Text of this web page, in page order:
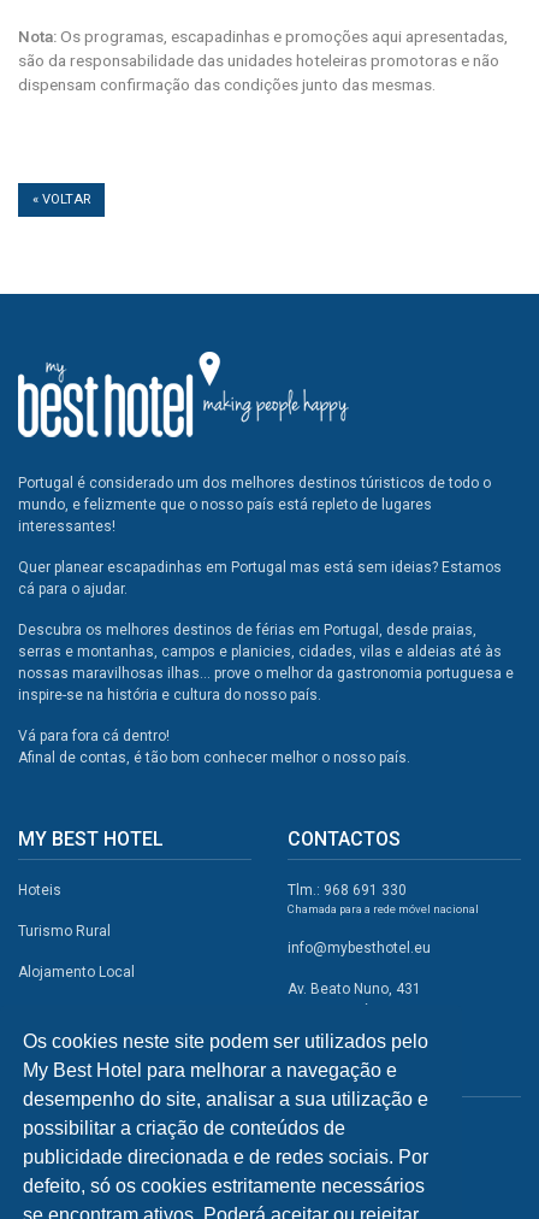
Os cookies neste site podem ser utilizados pelo
My Best Hotel para melhorar a navegação e
desempenho do site, analisar a sua utilização e
possibilitar a criação de conteúdos de
publicidade direcionada e de redes sociais. Por
defeito, só os cookies estritamente necessários
se encontram ativos. Poderá aceitar ou rejeitar
Nota:Os programas, escapadinhas e promoções aqui apresentadas,
são da responsabilidade das unidades hoteleiras promotoras e não
dispensam confirmação das condições junto das mesmas.
« VOLTAR
Portugal é considerado um dos melhores destinos túristicos de todo o
mundo, e felizmente que o nosso país está repleto de lugares
interessantes!
Quer planear escapadinhas em Portugal mas está sem ideias? Estamos
cá para o ajudar.
Descubra os melhores destinos de férias em Portugal, desde praias,
serras e montanhas, campos e planicies, cidades, vilas e aldeias até às
nossas maravilhosas ilhas... prove o melhor da gastronomia portuguesa e
inspire-se na história e cultura do nosso país.
Vá para fora cá dentro!
Afinal de contas, é tão bom conhecer melhor o nosso país.
MY BEST HOTEL
Hoteis
Turismo Rural
Alojamento Local
Campismo
Atividades
Restaurantes
A Visitar
CONTACTOS
Tlm.: 968 691 330
Chamada para a rede móvel nacional
info@mybesthotel.eu
Av. Beato Nuno, 431
2495-401 Fátima
REDES SOCIAIS